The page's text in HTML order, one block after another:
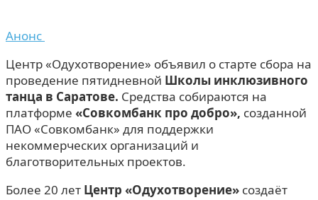
Анонс
Центр «Одухотворение» объявил о старте сбора на
проведение пятидневной Школы инклюзивного
танца в Саратове. Средства собираются на
платформе «Совкомбанк про добро», созданной
ПАО «Совкомбанк» для поддержки
некоммерческих организаций и
благотворительных проектов.
Более 20 лет Центр «Одухотворение» создаёт